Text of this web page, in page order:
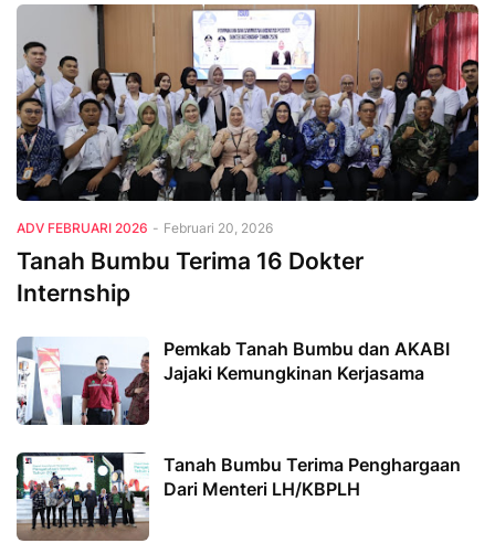
ADV FEBRUARI 2026 - Februari 20, 2026
Tanah Bumbu Terima 16 Dokter
Internship
Pemkab Tanah Bumbu dan AKABI
Jajaki Kemungkinan Kerjasama
Tanah Bumbu Terima Penghargaan
Dari Menteri LH/KBPLH